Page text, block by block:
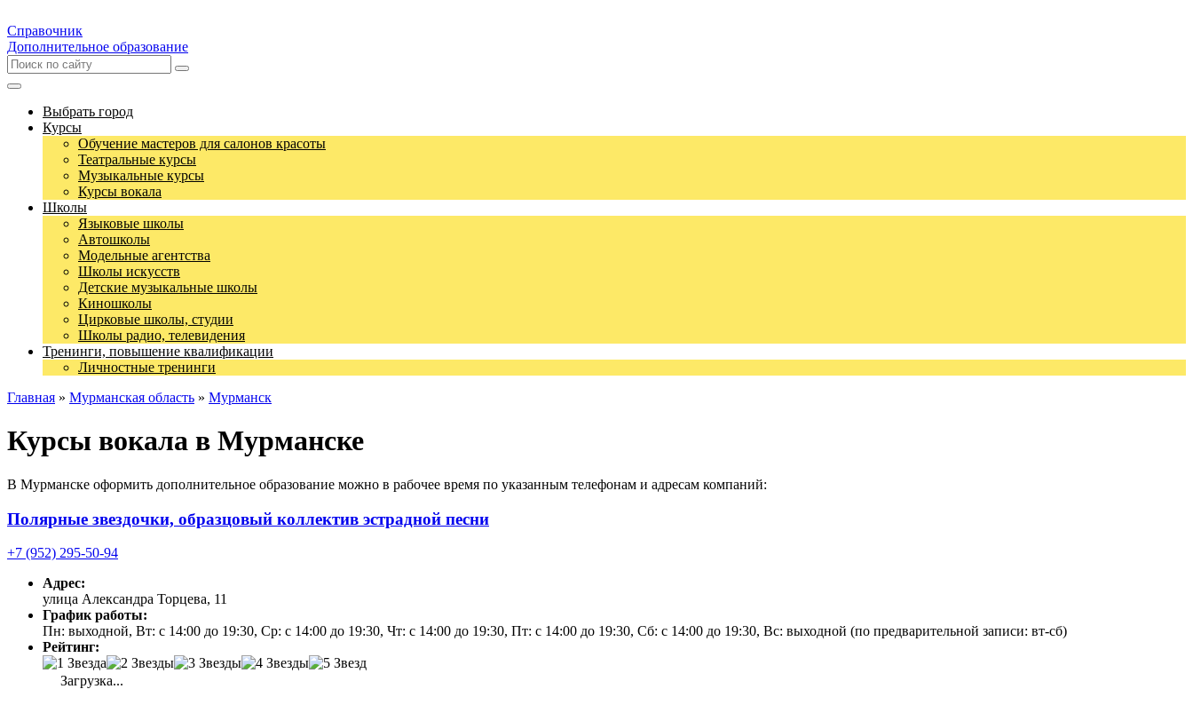
Справочник
Дополнительное образование
Выбрать город
Курсы
Обучение мастеров для салонов красоты
Театральные курсы
Музыкальные курсы
Курсы вокала
Школы
Языковые школы
Автошколы
Модельные агентства
Школы искусств
Детские музыкальные школы
Киношколы
Цирковые школы, студии
Школы радио, телевидения
Тренинги, повышение квалификации
Личностные тренинги
Главная » Мурманская область » Мурманск
Курсы вокала в Мурманске
В Мурманске оформить дополнительное образование можно в рабочее время по указанным телефонам и адресам компаний:
Полярные звездочки, образцовый коллектив эстрадной песни
+7 (952) 295-50-94
Адрес:
улица Александра Торцева, 11
График работы:
Пн: выходной, Вт: с 14:00 до 19:30, Ср: с 14:00 до 19:30, Чт: с 14:00 до 19:30, Пт: с 14:00 до 19:30, Сб: с 14:00 до 19:30, Вс: выходной (по предварительной записи: вт-сб)
Рейтинг:
Загрузка...